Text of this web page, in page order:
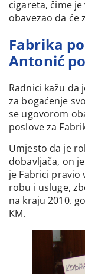
cigareta, čime
obavezao da
Fabrika
Antonić
Radnici kažu da
za bogaćenje
se ugovorom
poslove za
Umjesto da je
dobavljača, on
je Fabrici pravio
robu i usluge,
na kraju 2010.
KM.